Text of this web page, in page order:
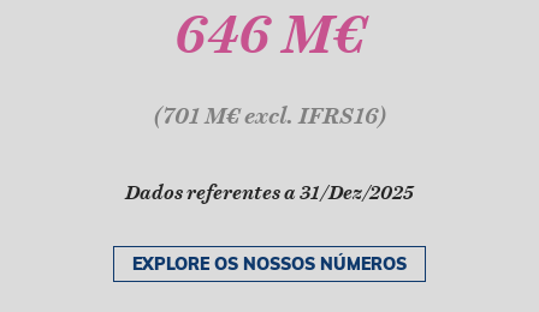
646 M€
(701 M€ excl. IFRS16)
Dados referentes a 31/Dez/2025
EXPLORE OS NOSSOS NÚMEROS